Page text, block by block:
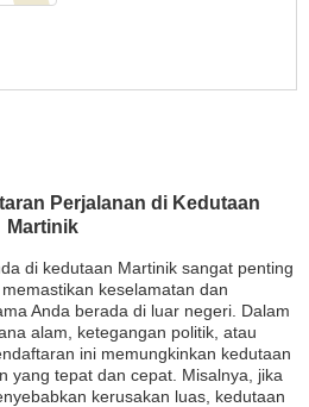
Perjalanan di Kedutaan
Martinik
di kedutaan Martinik sangat penting
keselamatan dan
Anda berada di luar negeri. Dalam
alam, ketegangan politik, atau
ini memungkinkan kedutaan
yang tepat dan cepat. Misalnya, jika
kerusakan luas, kedutaan